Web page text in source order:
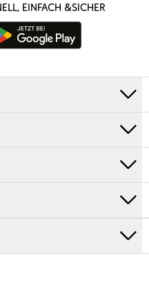
EINFACH &SICHER